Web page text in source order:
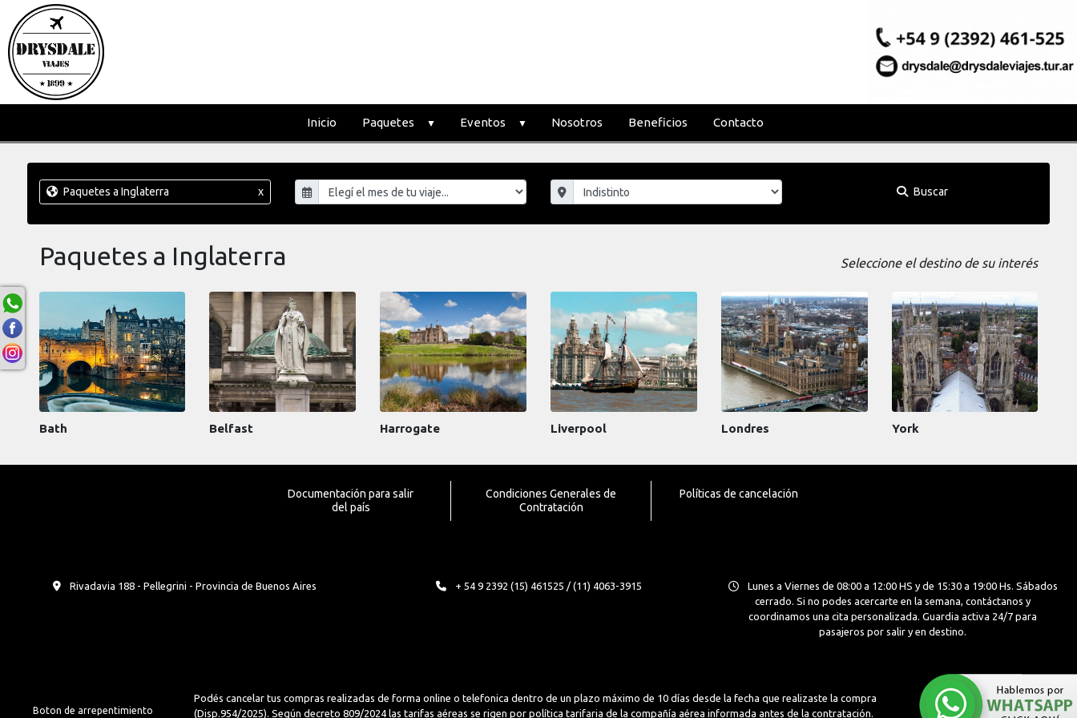
Inicio Paquetes Eventos Nosotros Beneficios Contacto
Paquetes a Inglaterra x Buscar
Paquetes a Inglaterra Seleccione el destino de su interés
Bath Belfast Harrogate Liverpool Londres York
Documentación para salir
del país
Condiciones Generales de
Contratación
Políticas de cancelación
Rivadavia 188 - Pellegrini - Provincia de Buenos Aires + 54 9 2392 (15) 461525 / (11) 4063-3915
Lunes a Viernes de 08:00 a 12:00 HS y de 15:30 a 19:00 Hs. Sábados
cerrado. Si no podes acercarte en la semana, contáctanos y
coordinamos una cita personalizada. Guardia activa 24/7 para
pasajeros por salir y en destino.
Boton de arrepentimiento
Podés cancelar tus compras realizadas de forma online o telefonica dentro de un plazo máximo de 10 días desde la fecha que realizaste la compra
(Disp.954/2025). Según decreto 809/2024 las tarifas aéreas se rigen por política tarifaria de la compañía aérea informada antes de la contratación.